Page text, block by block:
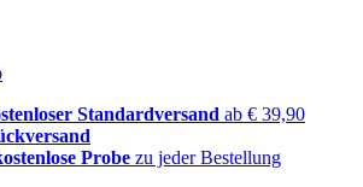
Standardversand ab € 39,90
Probe zu jeder Bestellung